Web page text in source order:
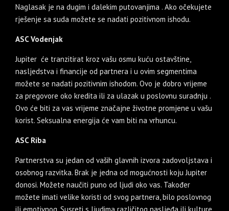
Naglasak je na dugim i dalekim putovanjima . Ako očekujete
rješenje sa suda možete se nadati pozitivnom ishodu.
ASC Vodenjak
Jupiter će tranzitirat kroz vašu osmu kuću ostavštine,
nasljedstva i financije od partnera i u ovim segmentima
možete se nadati pozitivnim ishodom. Ovo je dobro vrijeme
za pregovore oko kredita ili za ulazak u poslovnu suradnju .
Ovo će biti za vas vrijeme značajne životne promjene u vašu
korist. Seksualna energija će vam biti na vrhuncu.
ASC Riba
Partnerstva su jedan od vaših glavnih izvora zadovoljstava i
osobnog razvitka. Brak je jedna od mogućnosti koju Jupiter
donosi. Možete naučiti puno od ljudi oko vas. Također
možete imati velike koristi od svog partnera, bilo poslovnog
ili emotivnog. Susreti s ljudima različitog nasljeđa ili kulture